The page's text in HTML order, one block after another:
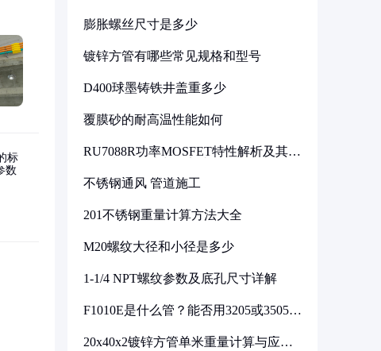
膨胀螺丝尺寸是多少
镀锌方管有哪些常见规格和型号
D400球墨铸铁井盖重多少
覆膜砂的耐高温性能如何
RU7088R功率MOSFET特性解析及其在
不锈钢通风 管道施工
201不锈钢重量计算方法大全
M20螺纹大径和小径是多少
1-1/4 NPT螺纹参数及底孔尺寸详解
F1010E是什么管？能否用3205或3505代
20x40x2镀锌方管单米重量计算与应用